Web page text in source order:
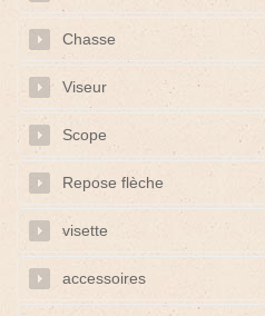
Chasse
Viseur
Scope
Repose flèche
visette
accessoires